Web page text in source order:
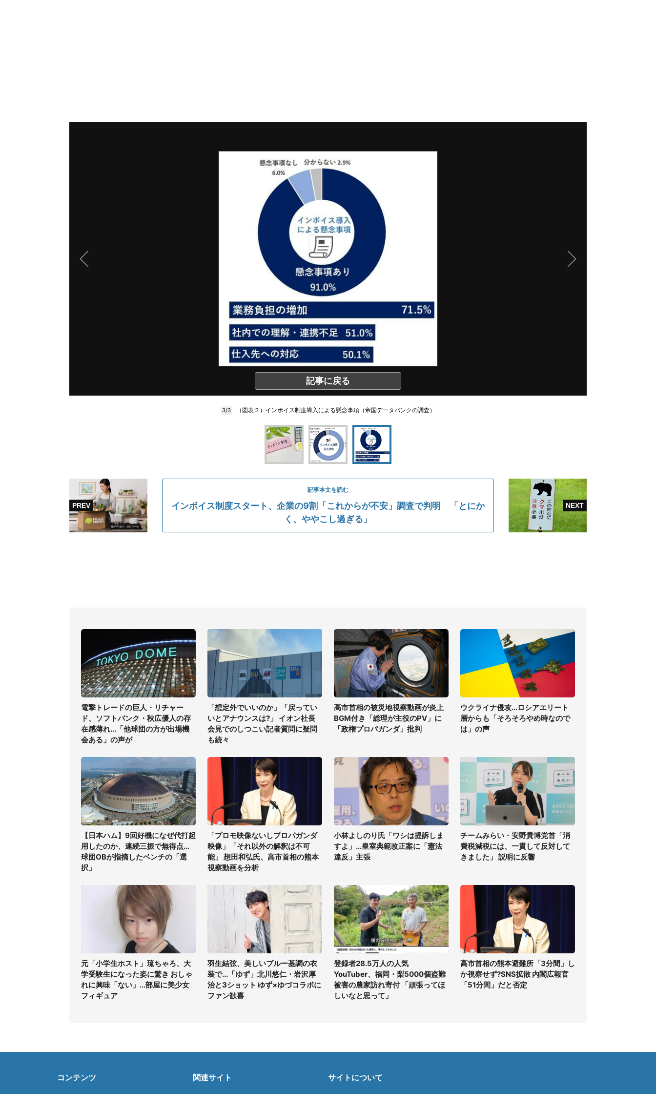
記事に戻る
3/3 （図表２）インボイス制度導入による懸念事項（帝国データバンクの調査）
記事本文を読む
インボイス制度スタート、企業の9割「これからが不安」調査で判明 「とにか
く、ややこし過ぎる」
電撃トレードの巨人・リチャー
ド、ソフトバンク・秋広優人の存
在感薄れ...「他球団の方が出場機
会ある」の声が
「想定外でいいのか」「戻ってい
いとアナウンスは?」 イオン社長
会見でのしつこい記者質問に疑問
も続々
高市首相の被災地視察動画が炎上
BGM付き「総理が主役のPV」に
「政権プロパガンダ」批判
ウクライナ侵攻...ロシアエリート
層からも「そろそろやめ時なので
は」の声
【日本ハム】9回好機になぜ代打起
用したのか、連続三振で無得点...
球団OBが指摘したベンチの「選
択」
「プロモ映像ないしプロパガンダ
映像」「それ以外の解釈は不可
能」 想田和弘氏、高市首相の熊本
視察動画を分析
小林よしのり氏「ワシは提訴しま
すよ」...皇室典範改正案に「憲法
違反」主張
チームみらい・安野貴博党首「消
費税減税には、一貫して反対して
きました」 説明に反響
元「小学生ホスト」琉ちゃろ、大
学受験生になった姿に驚き おしゃ
れに興味「ない」...部屋に美少女
フィギュア
羽生結弦、美しいブルー基調の衣
装で...「ゆず」北川悠仁・岩沢厚
治と3ショット ゆず×ゆづコラボに
ファン歓喜
登録者28.5万人の人気
YouTuber、福岡・梨5000個盗難
被害の農家訪れ寄付 「頑張ってほ
しいなと思って」
高市首相の熊本避難所「3分間」し
か視察せず?SNS拡散 内閣広報官
「51分間」だと否定
コンテンツ 関連サイト サイトについて